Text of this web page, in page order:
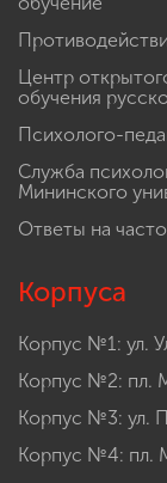
обучение
обучения
Психолого-
Мининского
Корпуса
Корпус №1: ул.
Корпус №2: пл.
Корпус №3: ул.